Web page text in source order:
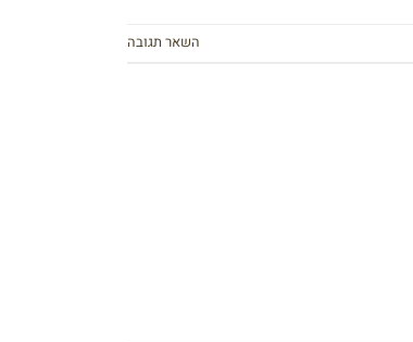
השאר תגובה